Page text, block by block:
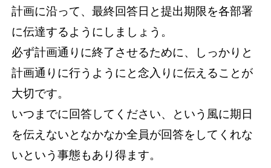
計画に沿って、最終回答日と提出期限を各部署
に伝達するようにしましょう。
必ず計画通りに終了させるために、しっかりと
計画通りに行うようにと念入りに伝えることが
大切です。
いつまでに回答してください、という風に期日
を伝えないとなかなか全員が回答をしてくれな
いという事態もあり得ます。